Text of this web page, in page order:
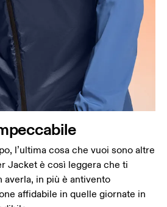
l’ultima cosa che vuoi sono altre
Jacket è così leggera che ti
averla, in più è antivento
affidabile in quelle giornate in